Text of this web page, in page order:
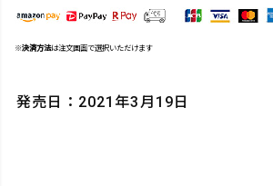
※決済方法は注文画面で選択いただけます
発売日：2021年3月19日